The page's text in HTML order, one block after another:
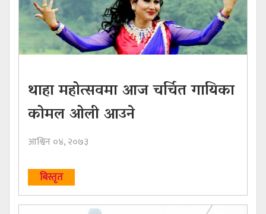
थाहा महोत्सवमा आज चर्चित गायिका
कोमल ओली आउने
आश्विन ०४, २०७३
बिस्तृत